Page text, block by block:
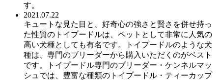
す。
2021.07.22
キュートな見た目と、好奇心の強さと賢さを併せ持っ
た性質のトイプードルは、ペットとして非常に人気の
高い犬種としても有名です。トイプードルのような犬
種は、専門のブリーダーから購入いただくのがベスト
です。トイプードル専門のブリーダー・ケンネルマッ
シュでは、豊富な種類のトイプードル・ティーカップ